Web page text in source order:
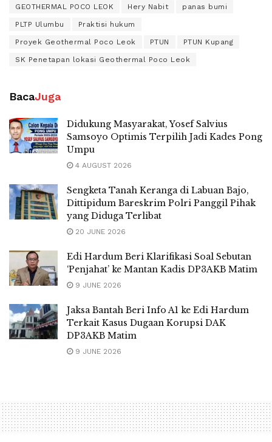
GEOTHERMAL POCO LEOK Hery Nabit panas bumi
PLTP Ulumbu Praktisi hukum
Proyek Geothermal Poco Leok PTUN PTUN Kupang
SK Penetapan lokasi Geothermal Poco Leok
BacaJuga
Didukung Masyarakat, Yosef Salvius
Samsoyo Optimis Terpilih Jadi Kades Pong
Umpu
4 AUGUST 2026
Sengketa Tanah Keranga di Labuan Bajo,
Dittipidum Bareskrim Polri Panggil Pihak
yang Diduga Terlibat
20 JUNE 2026
Edi Hardum Beri Klarifikasi Soal Sebutan
‘Penjahat’ ke Mantan Kadis DP3AKB Matim
9 JUNE 2026
Jaksa Bantah Beri Info A1 ke Edi Hardum
Terkait Kasus Dugaan Korupsi DAK
DP3AKB Matim
9 JUNE 2026